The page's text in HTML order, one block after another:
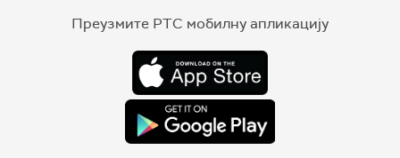
Преузмите РТС мобилну апликацију